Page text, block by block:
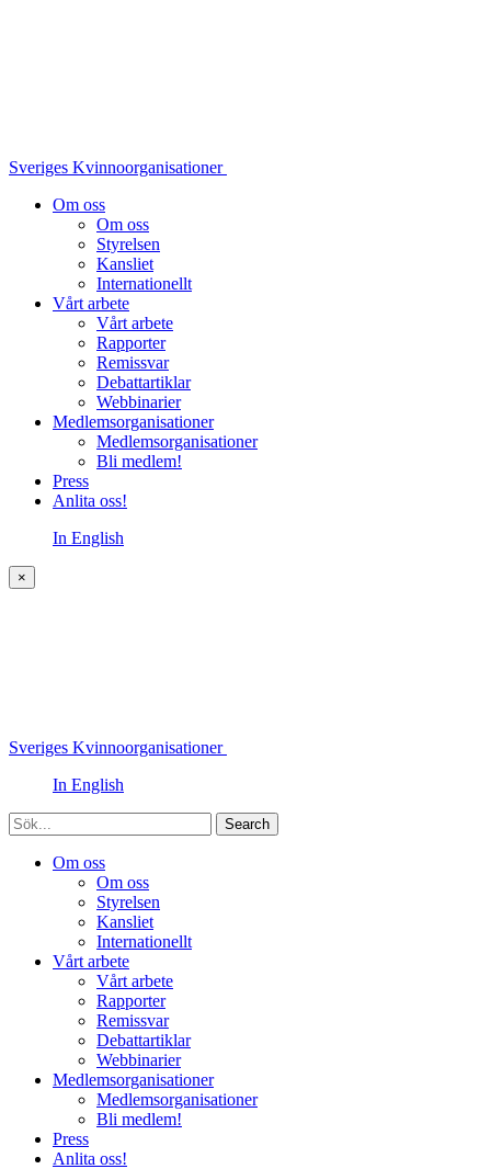
Sveriges Kvinnoorganisationer
Om oss
Om oss
Styrelsen
Kansliet
Internationellt
Vårt arbete
Vårt arbete
Rapporter
Remissvar
Debattartiklar
Webbinarier
Medlemsorganisationer
Medlemsorganisationer
Bli medlem!
Press
Anlita oss!
In English
×
Sveriges Kvinnoorganisationer
In English
Sök
Om oss
Om oss
Styrelsen
Kansliet
Internationellt
Vårt arbete
Vårt arbete
Rapporter
Remissvar
Debattartiklar
Webbinarier
Medlemsorganisationer
Medlemsorganisationer
Bli medlem!
Press
Anlita oss!